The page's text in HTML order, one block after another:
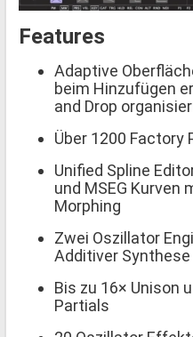
Features
Adaptive
beim Hinzufügen
and Drop
Über 1200 Factory
Unified Spline
und MSEG
Morphing
Zwei Oszillator
Additiver Synthese
Bis zu 16× Unison
Partials